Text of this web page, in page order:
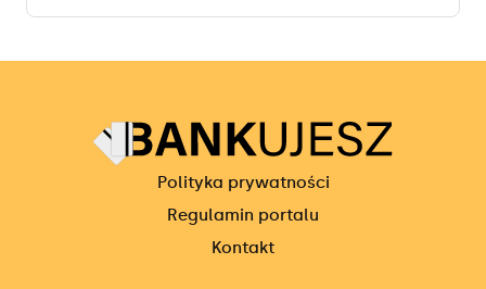
Polityka prywatności
Regulamin portalu
Kontakt